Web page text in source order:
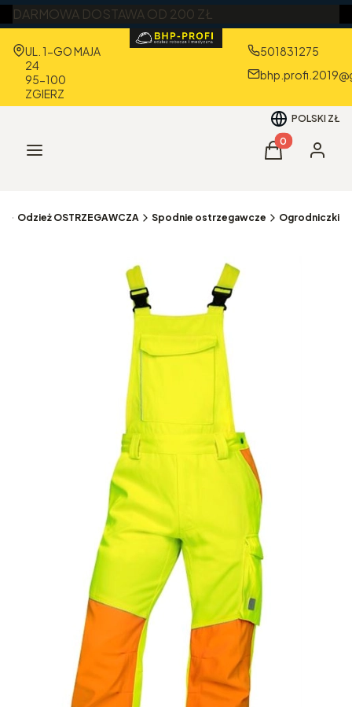
DARMOWA DOSTAWA OD 200 ZŁ
Adres:
UL. 1-GO MAJA
24
95-100
ZGIERZ
501831275
POLSKI ZŁ
Menu Produkty w
Koszyk
Odzież OSTRZEGAWCZA Spodnie ostrzegawcze Ogrodniczki